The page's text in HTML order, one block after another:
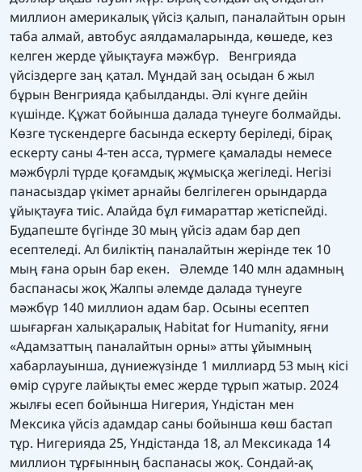
миллион америкалық үйсіз қалып, паналайтын орын
таба алмай, автобус аялдамаларында, көшеде, кез
келген жерде ұйықтауға мәжбүр. Венгрияда
үйсіздерге заң қатал. Мұндай заң осыдан 6 жыл
бұрын Венгрияда қабылданды. Әлі күнге дейін
күшінде. Құжат бойынша далада түнеуге болмайды.
Көзге түскендерге басында ескерту беріледі, бірақ
ескерту саны 4-тен асса, түрмеге қамалады немесе
мәжбүрлі түрде қоғамдық жұмысқа жегіледі. Негізі
панасыздар үкімет арнайы белгілеген орындарда
ұйықтауға тиіс. Алайда бұл ғимараттар жетіспейді.
Будапеште бүгінде 30 мың үйсіз адам бар деп
есептеледі. Ал биліктің паналайтын жерінде тек 10
мың ғана орын бар екен. Әлемде 140 млн адамның
баспанасы жоқ Жалпы әлемде далада түнеуге
мәжбүр 140 миллион адам бар. Осыны есептеп
шығарған халықаралық Habitat for Humanity, яғни
«Адамзаттың паналайтын орны» атты ұйымның
хабарлауынша, дүниежүзінде 1 миллиард 53 мың кісі
өмір сүруге лайықты емес жерде тұрып жатыр. 2024
жылғы есеп бойынша Нигерия, Үндістан мен
Мексика үйсіз адамдар саны бойынша көш бастап
тұр. Нигерияда 25, Үндістанда 18, ал Мексикада 14
миллион тұрғынның баспанасы жоқ. Сондай-ақ